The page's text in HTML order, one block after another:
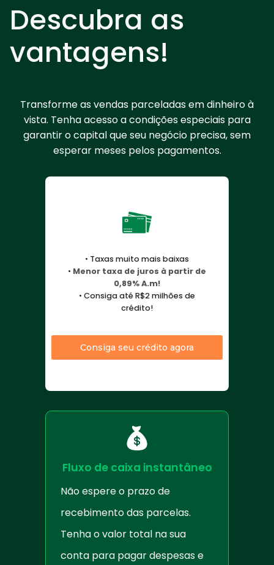
Descubra as
vantagens!
Transforme as vendas parceladas em dinheiro à
vista. Tenha acesso a condições especiais para
garantir o capital que seu negócio precisa, sem
esperar meses pelos pagamentos.
• Taxas muito mais baixas
• Menor taxa de juros à partir de
0,89% A.m!
• Consiga até R$2 milhões de
crédito!
Consiga seu crédito agora
Fluxo de caixa instantâneo
Não espere o prazo de
recebimento das parcelas.
Tenha o valor total na sua
conta para pagar despesas e